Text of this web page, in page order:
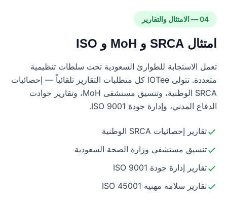
04 — الامتثال والتقارير
امتثال SRCA و MoH و ISO
تعمل الاستجابة للطوارئ السعودية تحت سلطات تنظيمية
متعددة. تتولى IOTee كل متطلبات التقارير تلقائياً — إحصائيات
SRCA الوطنية، وتنسيق مستشفى MoH، وتقارير حوادث
الدفاع المدني، وإدارة جودة ISO 9001.
تقارير إحصائيات SRCA الوطنية
تنسيق مستشفى وزارة الصحة السعودية
تقارير إدارة جودة ISO 9001
تقارير سلامة مهنية ISO 45001